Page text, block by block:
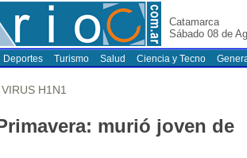
Catamarca
Sábado 08 de
Deportes Turismo Salud Ciencia y Tecno
H1N1
murió joven de